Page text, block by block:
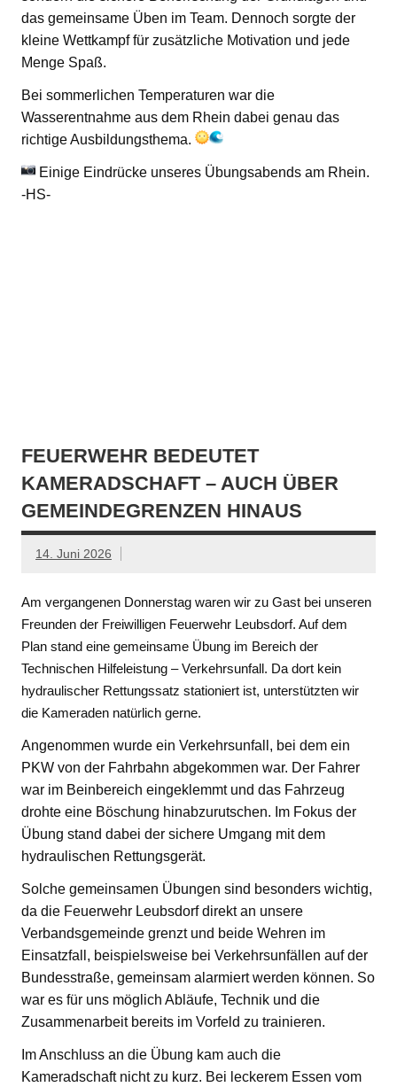
das gemeinsame Üben im Team. Dennoch sorgte der
kleine Wettkampf für zusätzliche Motivation und jede
Menge Spaß.
Bei sommerlichen Temperaturen war die
Wasserentnahme aus dem Rhein dabei genau das
richtige Ausbildungsthema.
Einige Eindrücke unseres Übungsabends am Rhein.
-HS-
FEUERWEHR BEDEUTET
KAMERADSCHAFT – AUCH ÜBER
GEMEINDEGRENZEN HINAUS
14. Juni 2026
Am vergangenen Donnerstag waren wir zu Gast bei unseren
Freunden der Freiwilligen Feuerwehr Leubsdorf. Auf dem
Plan stand eine gemeinsame Übung im Bereich der
Technischen Hilfeleistung – Verkehrsunfall. Da dort kein
hydraulischer Rettungssatz stationiert ist, unterstützten wir
die Kameraden natürlich gerne.
Angenommen wurde ein Verkehrsunfall, bei dem ein
PKW von der Fahrbahn abgekommen war. Der Fahrer
war im Beinbereich eingeklemmt und das Fahrzeug
drohte eine Böschung hinabzurutschen. Im Fokus der
Übung stand dabei der sichere Umgang mit dem
hydraulischen Rettungsgerät.
Solche gemeinsamen Übungen sind besonders wichtig,
da die Feuerwehr Leubsdorf direkt an unsere
Verbandsgemeinde grenzt und beide Wehren im
Einsatzfall, beispielsweise bei Verkehrsunfällen auf der
Bundesstraße, gemeinsam alarmiert werden können. So
war es für uns möglich Abläufe, Technik und die
Zusammenarbeit bereits im Vorfeld zu trainieren.
Im Anschluss an die Übung kam auch die
Kameradschaft nicht zu kurz. Bei leckerem Essen vom